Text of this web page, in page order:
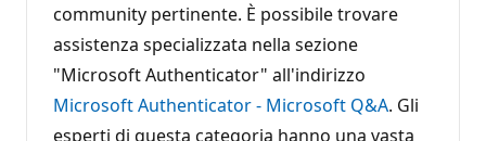
community pertinente. È possibile trovare
assistenza specializzata nella sezione
"Microsoft Authenticator" all'indirizzo
Microsoft Authenticator - Microsoft Q&A. Gli
esperti di questa categoria hanno una vasta